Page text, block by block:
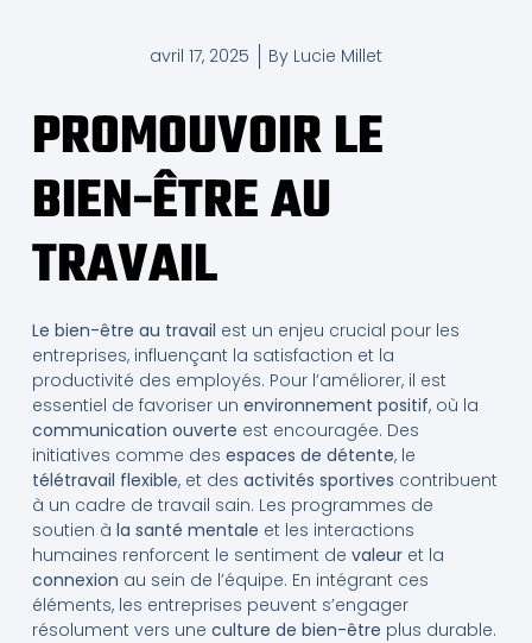
avril 17, 2025 By Lucie Millet
PROMOUVOIR LE
BIEN-ÊTRE AU
TRAVAIL
Le bien-être au travail est un enjeu crucial pour les
entreprises, influençant la satisfaction et la
productivité des employés. Pour l’améliorer, il est
essentiel de favoriser un environnement positif, où la
communication ouverte est encouragée. Des
initiatives comme des espaces de détente, le
télétravail flexible, et des activités sportives contribuent
à un cadre de travail sain. Les programmes de
soutien à la santé mentale et les interactions
humaines renforcent le sentiment de valeuret la
connexion au sein de l’équipe. En intégrant ces
éléments, les entreprises peuvent s’engager
résolument vers une culture de bien-être plus durable.